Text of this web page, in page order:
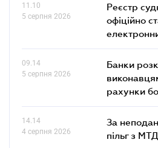
11.10
5 серпня 2026
Реєстр
офіційно
09.14
5 серпня 2026
Банки
рахунки
14.14
4 серпня 2026
За
пільг з